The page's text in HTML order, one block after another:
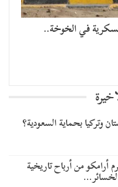
في الخوخة..
وتركيا بحماية السعودية؟
أرامكو من أرباح تاريخية